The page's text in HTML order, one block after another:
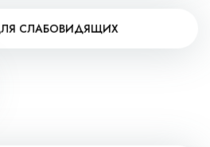
СЛАБОВИДЯЩИХ